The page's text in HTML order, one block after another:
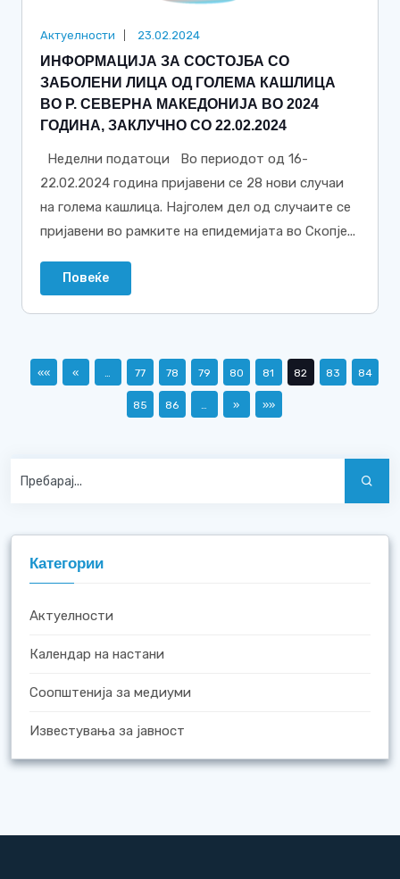
Актуелности 23.02.2024
ИНФОРМАЦИЈА ЗА СОСТОЈБА СО
ЗАБОЛЕНИ ЛИЦА ОД ГОЛЕМА КАШЛИЦА
ВО Р. СЕВЕРНА МАКЕДОНИЈА ВО 2024
ГОДИНА, ЗАКЛУЧНО СО 22.02.2024
Неделни податоци Во периодот од 16-
22.02.2024 година пријавени се 28 нови случаи
на голема кашлица. Најголем дел од случаите се
пријавени во рамките на епидемијата во Скопје...
Повеќе
«« « … 77 78 79 80 81 82 83 84
85 86 … » »»
Категории
Актуелности
Календар на настани
Соопштенија за медиуми
Известувања за јавност